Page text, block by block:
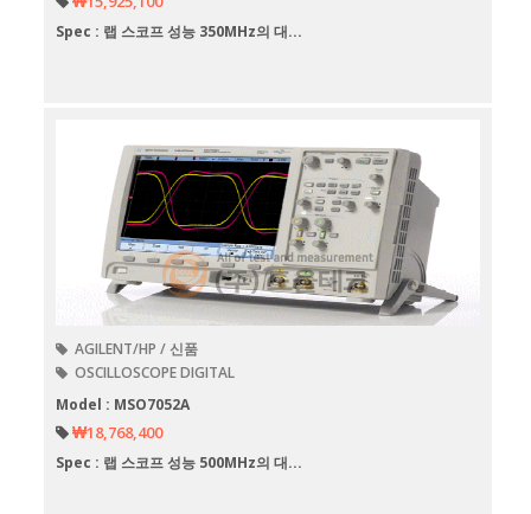
Spec : 랩 스코프 성능 350MHz의 대...
AGILENT/HP / 신품
OSCILLOSCOPE DIGITAL
Model : MSO7052A
₩18,768,400
Spec : 랩 스코프 성능 500MHz의 대...